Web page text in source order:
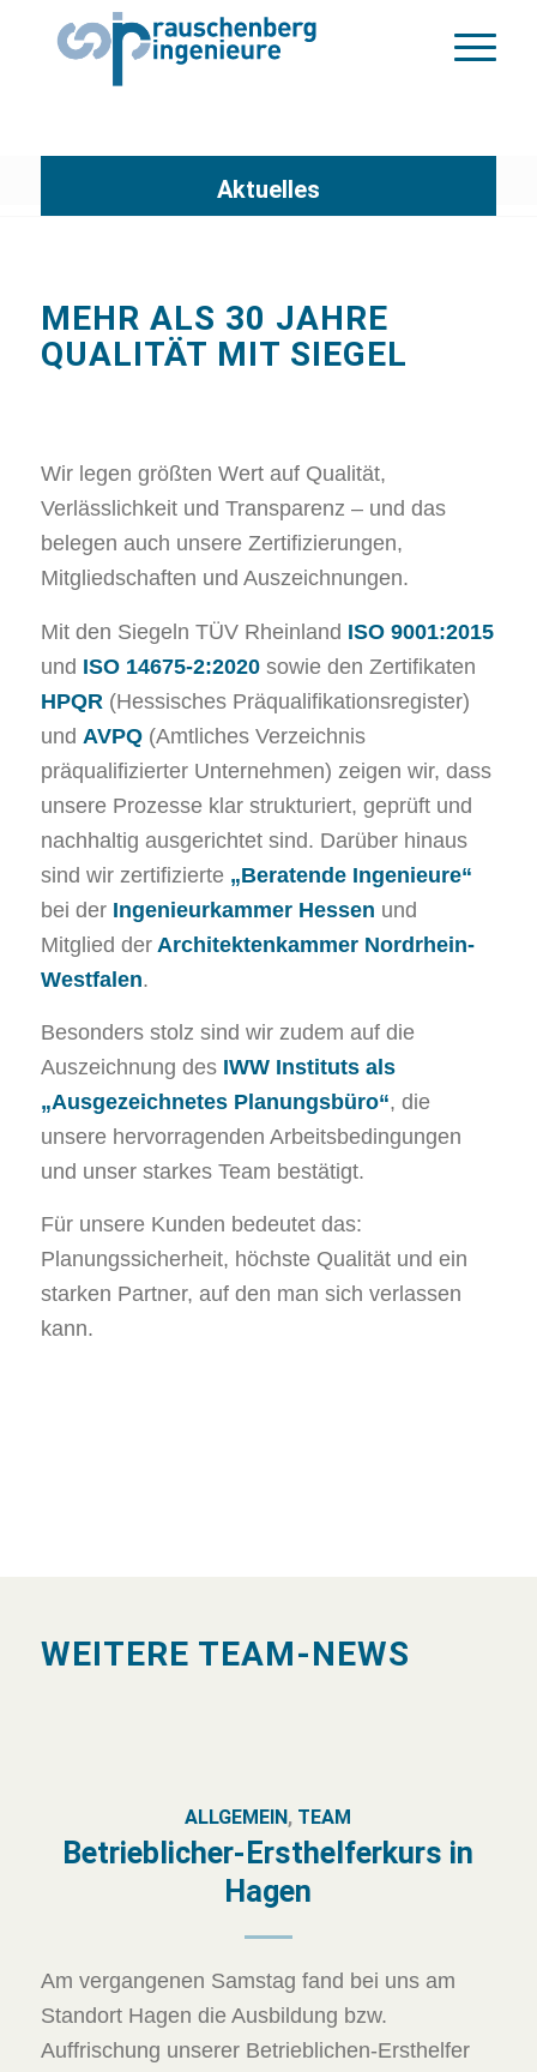
Aktuelles
MEHR ALS 30 JAHRE
QUALITÄT MIT SIEGEL
Wir legen größten Wert auf Qualität,
Verlässlichkeit und Transparenz – und das
belegen auch unsere Zertifizierungen,
Mitgliedschaften und Auszeichnungen.
Mit den Siegeln TÜV Rheinland ISO 9001:2015
und ISO 14675-2:2020sowie den Zertifikaten
HPQR (Hessisches Präqualifikationsregister)
und AVPQ(Amtliches Verzeichnis
präqualifizierter Unternehmen) zeigen wir, dass
unsere Prozesse klar strukturiert, geprüft und
nachhaltig ausgerichtet sind. Darüber hinaus
sind wir zertifizierte „Beratende Ingenieure“
bei der Ingenieurkammer Hessen und
Mitglied derArchitektenkammer Nordrhein-
Westfalen.
Besonders stolz sind wir zudem auf die
Auszeichnung des IWW Instituts als
„Ausgezeichnetes Planungsbüro“, die
unsere hervorragenden Arbeitsbedingungen
und unser starkes Team bestätigt.
Für unsere Kunden bedeutet das:
Planungssicherheit, höchste Qualität und ein
starken Partner, auf den man sich verlassen
kann.
WEITERE TEAM-NEWS
ALLGEMEIN , TEAM
Betrieblicher-Ersthelferkurs in
Hagen
Am vergangenen Samstag fand bei uns am
Standort Hagen die Ausbildung bzw.
Auffrischung unserer Betrieblichen-Ersthelfer